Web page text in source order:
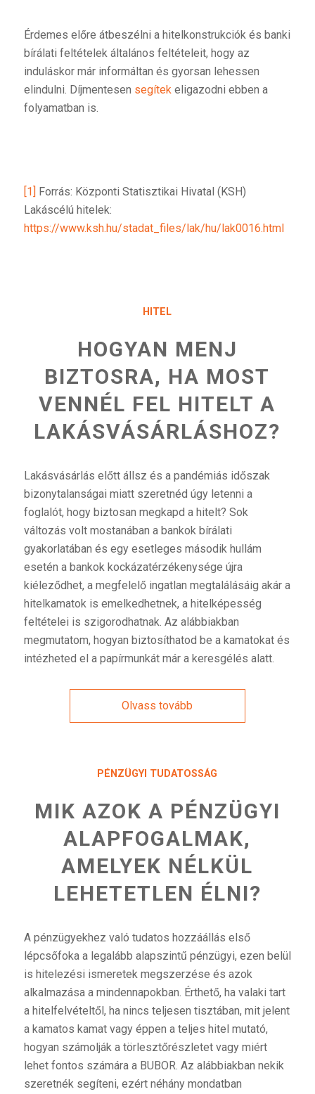
Érdemes előre átbeszélni a hitelkonstrukciók és banki
bírálati feltételek általános feltételeit, hogy az
induláskor már informáltan és gyorsan lehessen
elindulni. Díjmentesen segítekeligazodni ebben a
folyamatban is.
[1]
Forrás: Központi Statisztikai Hivatal (KSH)
Lakáscélú hitelek:
https://www.ksh.hu/stadat_files/lak/hu/lak0016.html
HITEL
HOGYAN MENJ
BIZTOSRA, HA MOST
VENNÉL FEL HITELT A
LAKÁSVÁSÁRLÁSHOZ?
Lakásvásárlás előtt állsz és a pandémiás időszak
bizonytalanságai miatt szeretnéd úgy letenni a
foglalót, hogy biztosan megkapd a hitelt? Sok
változás volt mostanában a bankok bírálati
gyakorlatában és egy esetleges második hullám
esetén a bankok kockázatérzékenysége újra
kiéleződhet, a megfelelő ingatlan megtalálásáig akár a
hitelkamatok is emelkedhetnek, a hitelképesség
feltételei is szigorodhatnak. Az alábbiakban
megmutatom, hogyan biztosíthatod be a kamatokat és
intézheted el a papírmunkát már a keresgélés alatt.
Olvass tovább
PÉNZÜGYI TUDATOSSÁG
MIK AZOK A PÉNZÜGYI
ALAPFOGALMAK,
AMELYEK NÉLKÜL
LEHETETLEN ÉLNI?
A pénzügyekhez való tudatos hozzáállás első
lépcsőfoka a legalább alapszintű pénzügyi, ezen belül
is hitelezési ismeretek megszerzése és azok
alkalmazása a mindennapokban. Érthető, ha valaki tart
a hitelfelvételtől, ha nincs teljesen tisztában, mit jelent
a kamatos kamat vagy éppen a teljes hitel mutató,
hogyan számolják a törlesztőrészletet vagy miért
lehet fontos számára a BUBOR. Az alábbiakban nekik
szeretnék segíteni, ezért néhány mondatban